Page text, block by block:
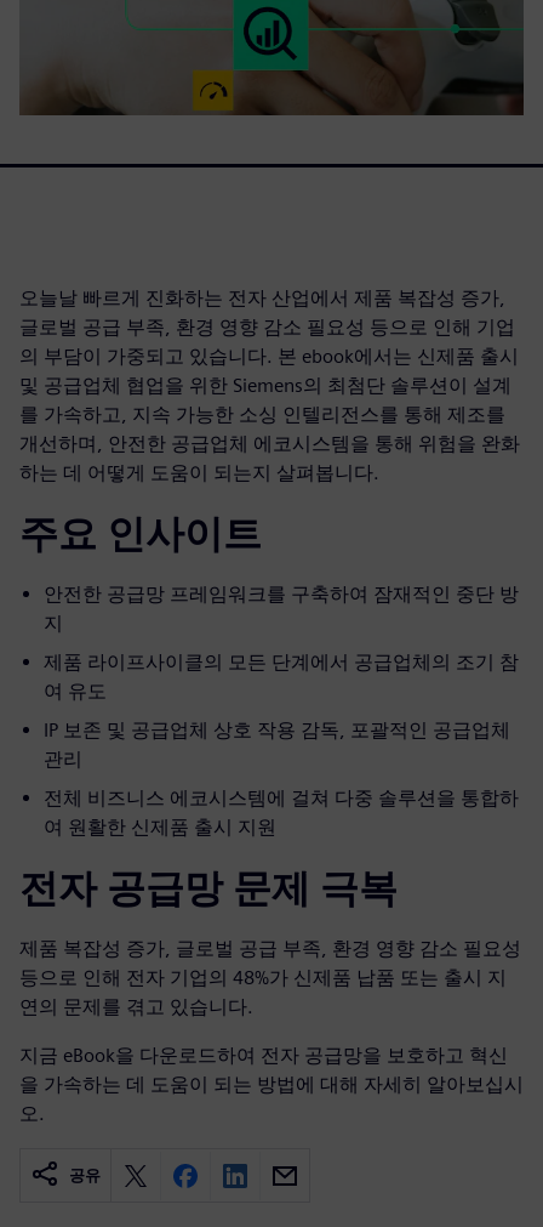
오늘날 빠르게 진화하는 전자 산업에서 제품 복잡성 증가,
글로벌 공급 부족, 환경 영향 감소 필요성 등으로 인해 기업
의 부담이 가중되고 있습니다. 본 ebook에서는 신제품 출시
및 공급업체 협업을 위한 Siemens의 최첨단 솔루션이 설계
를 가속하고, 지속 가능한 소싱 인텔리전스를 통해 제조를
개선하며, 안전한 공급업체 에코시스템을 통해 위험을 완화
하는 데 어떻게 도움이 되는지 살펴봅니다.
주요 인사이트
안전한 공급망 프레임워크를 구축하여 잠재적인 중단 방
지
제품 라이프사이클의 모든 단계에서 공급업체의 조기 참
여 유도
IP 보존 및 공급업체 상호 작용 감독, 포괄적인 공급업체
관리
전체 비즈니스 에코시스템에 걸쳐 다중 솔루션을 통합하
여 원활한 신제품 출시 지원
전자 공급망 문제 극복
제품 복잡성 증가, 글로벌 공급 부족, 환경 영향 감소 필요성
등으로 인해 전자 기업의 48%가 신제품 납품 또는 출시 지
연의 문제를 겪고 있습니다.
지금 eBook을 다운로드하여 전자 공급망을 보호하고 혁신
을 가속하는 데 도움이 되는 방법에 대해 자세히 알아보십시
오.
공유